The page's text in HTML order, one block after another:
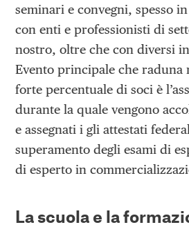
seminari e convegni, spesso
con enti e professionisti di
nostro, oltre che con diversi
Evento principale che raduna
forte percentuale di soci è
durante la quale vengono
e assegnati i gli attestati
superamento degli esami di
di esperto in
La scuola e la